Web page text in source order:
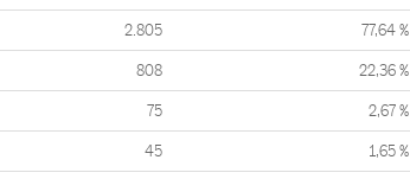
2.805 77,64 %
808 22,36 %
75 2,67 %
45 1,65 %